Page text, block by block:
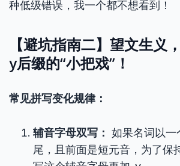
种低级错误，我一个都不想看到！
【避坑指南二】望文生义
y后缀的“小把戏”！
常见拼写变化规律：
辅音字母双写： 如果名词以一
尾，且前面是短元音，为了保